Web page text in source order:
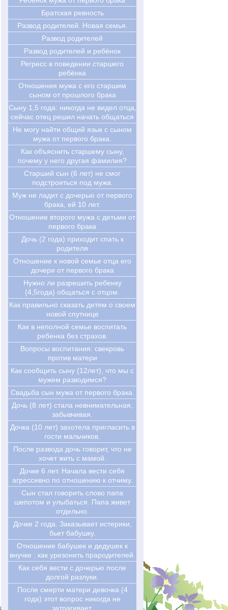
Братская ревность
Развод родителей. Новая семья.
Развод родителей
Развод родителей и ребёнок
Регресс в поведении старшего
ребёнка
Отношения мужа с его старшим
сыном от прошлого брака
Cыну 1,5 года: никогда не видел отца,
сейчас отец решил начать общаться
Не могу найти общий язык с сыном
мужа от первого брака.
Как объяснить старшему сыну,
почему у него другая фамилия?
Старший сын (6 лет) не смог
подстроиться под мужа.
Муж не ладит с дочерью от первого
брака, ей 10 лет.
Отношение второго мужа с детьми от
первого брака
Дочь (2 года) приходит спать к
родителя
Отношение к новой семье отца его
дочери от первого брака
Нужно ли разрешить ребенку
(4,5года) общаться с отцом.
Как правильно сказать детям о своем
новой спутнице
Как в неполной семье воспитать
ребенка без страхов.
Вопросы воспитания: свекровь
против матери
Как сообщить сыну (12лет), что мы с
мужем разводимся?
Свадьба сын мужа от первого брака.
Дочь (8 лет) стала невнимательная,
забывчивая.
Дочка (10 лет) захотела пригласить в
гости мальчиков.
После развода дочь говорит, что не
хочет жить с мамой.
Дочке 6 лет. Начала вести себя
агрессивно по отношению к отчиму.
Сын стал говорить слово папа
шепотом и улыбаться. Папа живет
отдельно.
Дочке 2 года. Заказывает истерики,
бьет бабушку.
Отношение бабушек и дедушек к
внучке : как урезонить прародителей.
Как себя вести с дочерью после
долгой разлуки.
После смерти матери девочка (4
года) этот вопрос никогда не
затрагивает.